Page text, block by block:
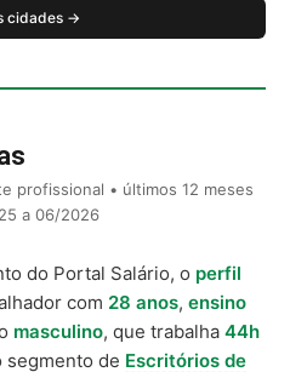
cidades →
profissional • últimos 12 meses
a 06/2026
do Portal Salário, o perfil
com 28 anos, ensino
masculino, que trabalha 44h
segmento de Escritórios de